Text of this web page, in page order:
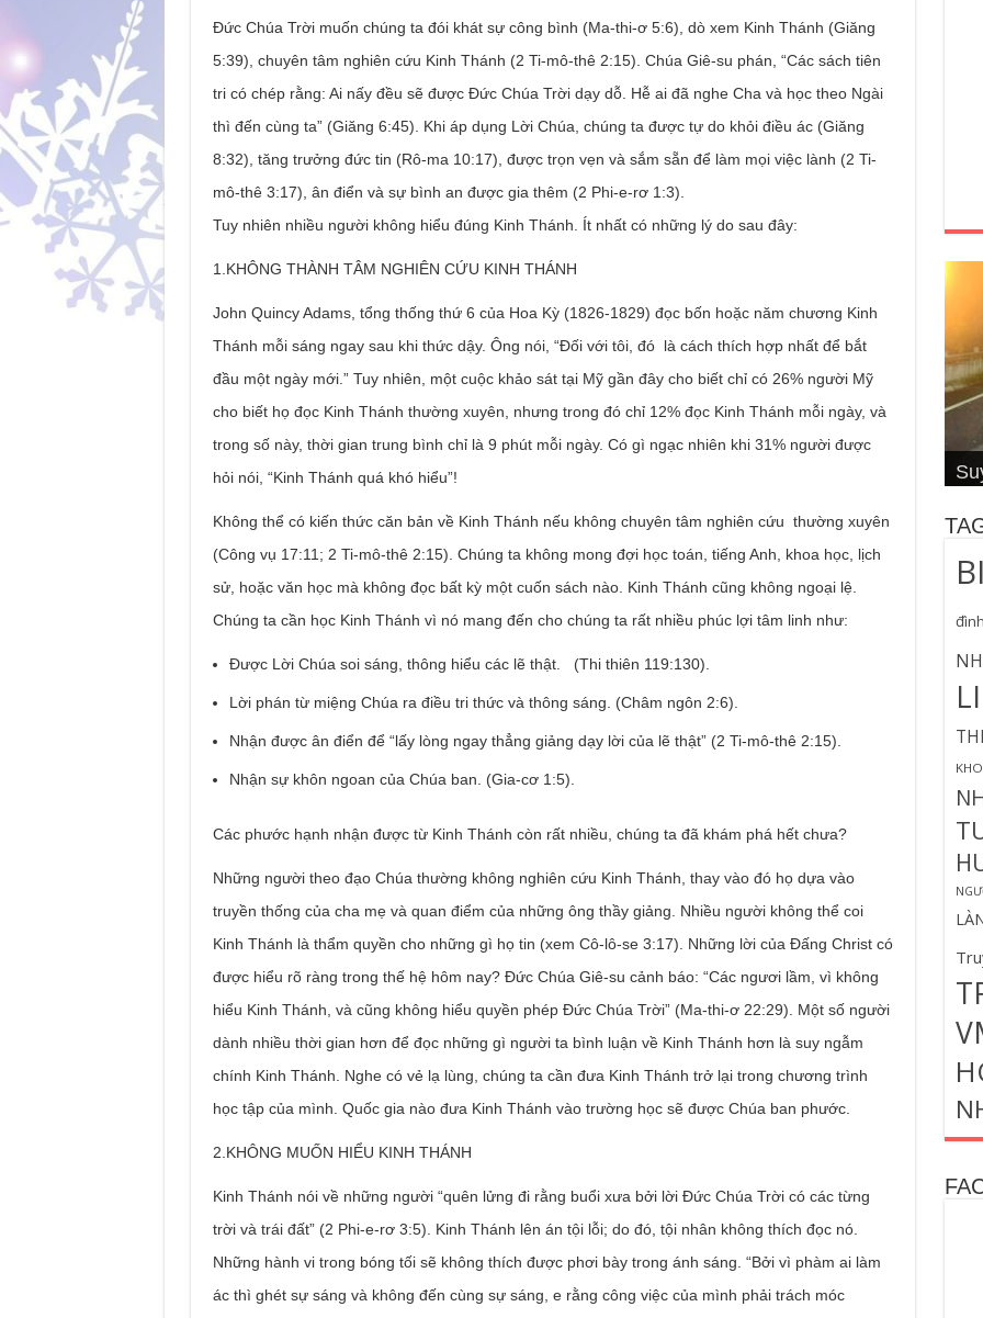
Đức Chúa Trời muốn chúng ta đói khát sự công bình (Ma-thi-ơ 5:6), dò xem Kinh Thánh (Giăng
5:39), chuyên tâm nghiên cứu Kinh Thánh (2 Ti-mô-thê 2:15). Chúa Giê-su phán, “Các sách tiên
tri có chép rằng: Ai nấy đều sẽ được Đức Chúa Trời dạy dỗ. Hễ ai đã nghe Cha và học theo Ngài
thì đến cùng ta” (Giăng 6:45). Khi áp dụng Lời Chúa, chúng ta được tự do khỏi điều ác (Giăng
8:32), tăng trưởng đức tin (Rô-ma 10:17), được trọn vẹn và sắm sẵn để làm mọi việc lành (2 Ti-
mô-thê 3:17), ân điển và sự bình an được gia thêm (2 Phi-e-rơ 1:3).
Tuy nhiên nhiều người không hiểu đúng Kinh Thánh. Ít nhất có những lý do sau đây:
1.KHÔNG THÀNH TÂM NGHIÊN CỨU KINH THÁNH
John Quincy Adams, tổng thống thứ 6 của Hoa Kỳ (1826-1829) đọc bốn hoặc năm chương Kinh
Thánh mỗi sáng ngay sau khi thức dậy. Ông nói, “Đối với tôi, đó là cách thích hợp nhất để bắt
đầu một ngày mới.” Tuy nhiên, một cuộc khảo sát tại Mỹ gần đây cho biết chỉ có 26% người Mỹ
cho biết họ đọc Kinh Thánh thường xuyên, nhưng trong đó chỉ 12% đọc Kinh Thánh mỗi ngày, và
trong số này, thời gian trung bình chỉ là 9 phút mỗi ngày. Có gì ngạc nhiên khi 31% người được
hỏi nói, “Kinh Thánh quá khó hiểu”!
Không thể có kiến ​​thức căn bản về Kinh Thánh nếu không chuyên tâm nghiên cứu thường xuyên
(Công vụ 17:11; 2 Ti-mô-thê 2:15). Chúng ta không mong đợi học toán, tiếng Anh, khoa học, lịch
sử, hoặc văn học mà không đọc bất kỳ một cuốn sách nào. Kinh Thánh cũng không ngoại lệ.
Chúng ta cần học Kinh Thánh vì nó mang đến cho chúng ta rất nhiều phúc lợi tâm linh như:
Được Lời Chúa soi sáng, thông hiểu các lẽ thật. (Thi thiên 119:130).
Lời phán từ miệng Chúa ra điều tri thức và thông sáng. (Châm ngôn 2:6).
Nhận được ân điển để “lấy lòng ngay thẳng giảng dạy lời của lẽ thật” (2 Ti-mô-thê 2:15).
Nhận sự khôn ngoan của Chúa ban. (Gia-cơ 1:5).
Các phước hạnh nhận được từ Kinh Thánh còn rất nhiều, chúng ta đã khám phá hết chưa?
Những người theo đạo Chúa thường không nghiên cứu Kinh Thánh, thay vào đó họ dựa vào
truyền thống của cha mẹ và quan điểm của những ông thầy giảng. Nhiều người không thể coi
Kinh Thánh là thẩm quyền cho những gì họ tin (xem Cô-lô-se 3:17). Những lời của Đấng Christ có
được hiểu rõ ràng trong thế hệ hôm nay? Đức Chúa Giê-su cảnh báo: “Các ngươi lầm, vì không
hiểu Kinh Thánh, và cũng không hiểu quyền phép Đức Chúa Trời” (Ma-thi-ơ 22:29). Một số người
dành nhiều thời gian hơn để đọc những gì người ta bình luận về Kinh Thánh hơn là suy ngẫm
chính Kinh Thánh. Nghe có vẻ lạ lùng, chúng ta cần đưa Kinh Thánh trở lại trong chương trình
học tập của mình. Quốc gia nào đưa Kinh Thánh vào trường học sẽ được Chúa ban phước.
2.KHÔNG MUỐN HIỂU KINH THÁNH
Kinh Thánh nói về những người “quên lửng đi rằng buổi xưa bởi lời Đức Chúa Trời có các từng
trời và trái đất” (2 Phi-e-rơ 3:5). Kinh Thánh lên án tội lỗi; do đó, tội nhân không thích đọc nó.
Những hành vi trong bóng tối sẽ không thích được phơi bày trong ánh sáng. “Bởi vì phàm ai làm
ác thì ghét sự sáng và không đến cùng sự sáng, e rằng công việc của mình phải trách móc
4
đình